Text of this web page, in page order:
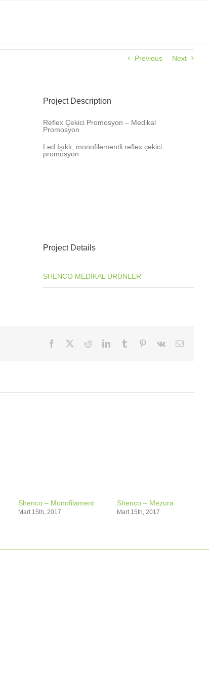
Previous Next
Project Description
Reflex Çekici Promosyon – Medikal
Promosyon
Led Işıklı, monofilementli reflex çekici
promosyon
Project Details
SHENCO MEDİKAL ÜRÜNLER
Facebook RedditLinkedInTumblr Pinterest
Vk
E-
Shenco – Monofilament
Mart 15th, 2017
Shenco – Mezura
Mart 15th, 2017